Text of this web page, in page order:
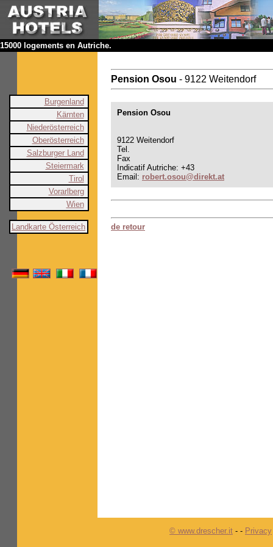
15000 logements en Autriche.
Burgenland
Kärnten
Niederösterreich
Oberösterreich
Salzburger Land
Steiermark
Tirol
Vorarlberg
Wien
Landkarte Österreich
Pension Osou - 9122 Weitendorf
Pension Osou
9122 Weitendorf
Tel.
Fax
Indicatif Autriche: +43
Email: robert.osou@direkt.at
de retour
© www.drescher.it - - Privacy